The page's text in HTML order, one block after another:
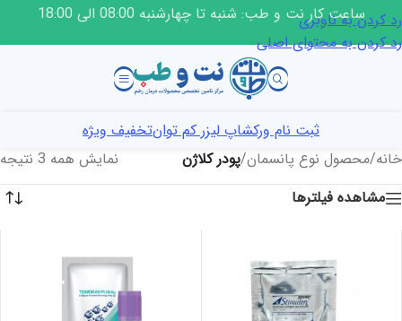
رد کردن به ناوبری
رد کردن به محتوای اصلی
ساعت کار نت و طب: شنبه تا چهارشنبه 08:00 الی 18:00
ثبت نام ورکشاپ لیزر کم توانتخفیف ویژه
خانه/محصول نوع پانسمان/پودر کلاژن
نمایش همه 3 نتیجه
مشاهده فیلترها